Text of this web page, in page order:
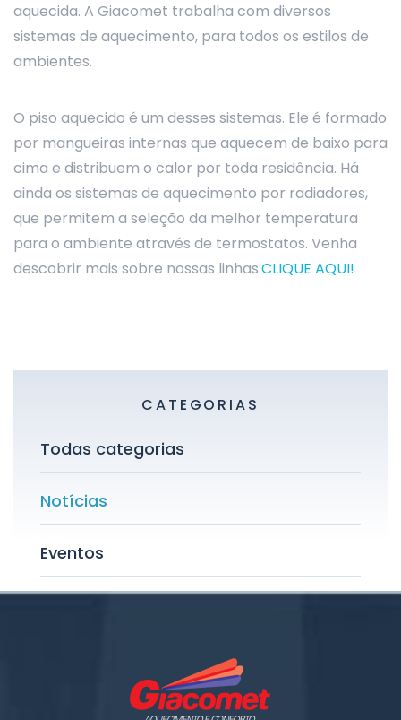
aquecida. A Giacomet trabalha com diversos
sistemas de aquecimento, para todos os estilos de
ambientes.
O piso aquecido é um desses sistemas. Ele é formado
por mangueiras internas que aquecem de baixo para
cima e distribuem o calor por toda residência. Há
ainda os sistemas de aquecimento por radiadores,
que permitem a seleção da melhor temperatura
para o ambiente através de termostatos. Venha
descobrir mais sobre nossas linhas:CLIQUE AQUI!
CATEGORIAS
Todas categorias
Notícias
Eventos